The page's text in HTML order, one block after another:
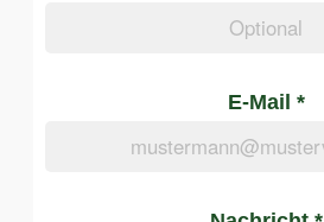
E-Mail *